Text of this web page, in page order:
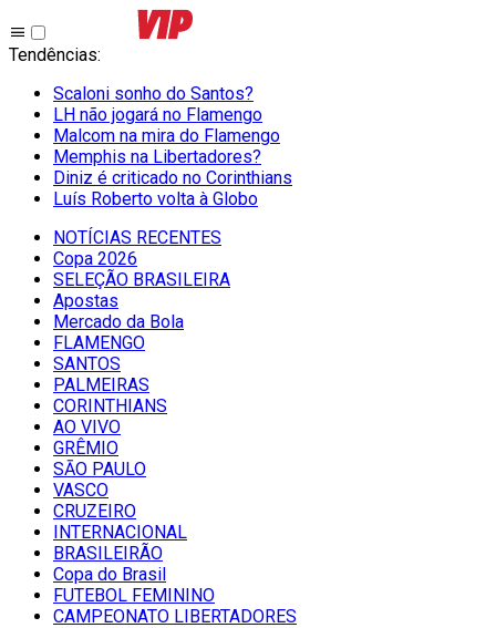
Tendências:
Scaloni sonho do Santos?
LH não jogará no Flamengo
Malcom na mira do Flamengo
Memphis na Libertadores?
Diniz é criticado no Corinthians
Luís Roberto volta à Globo
NOTÍCIAS RECENTES
Copa 2026
SELEÇÃO BRASILEIRA
Apostas
Mercado da Bola
FLAMENGO
SANTOS
PALMEIRAS
CORINTHIANS
AO VIVO
GRÊMIO
SĀO PAULO
VASCO
CRUZEIRO
INTERNACIONAL
BRASILEIRÃO
Copa do Brasil
FUTEBOL FEMININO
CAMPEONATO LIBERTADORES